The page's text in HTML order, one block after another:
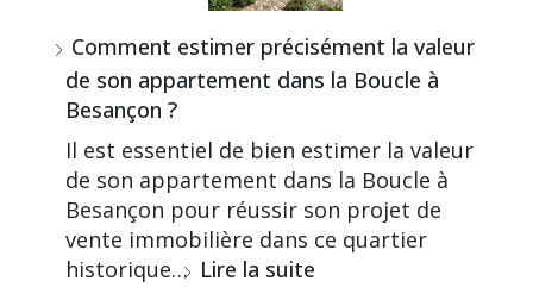
Comment estimer précisément la valeur
de son appartement dans la Boucle à
Besançon ?
Il est essentiel de bien estimer la valeur
de son appartement dans la Boucle à
Besançon pour réussir son projet de
vente immobilière dans ce quartier
historique… Lire la suite